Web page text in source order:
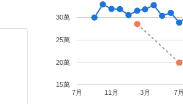
7月 11月 3月 7月
15萬
20萬
25萬
30萬